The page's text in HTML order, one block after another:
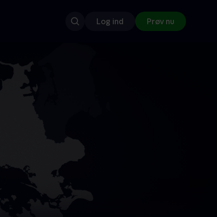
Log ind Prøv nu